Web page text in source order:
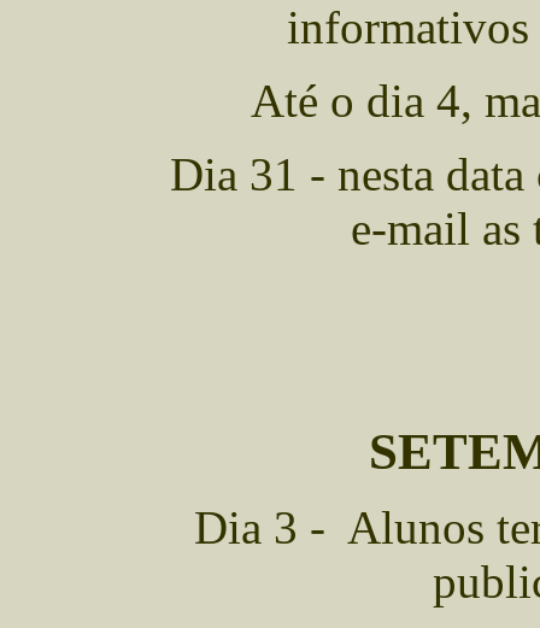
informativos
Até o dia 4,
Dia 31 - nesta
e-mail as
Dia 3 - Alunos